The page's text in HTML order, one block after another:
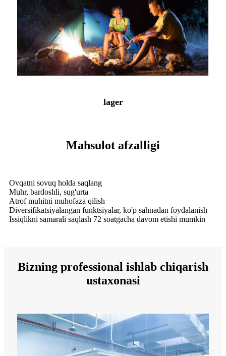
lager
Mahsulot afzalligi
Ovqatni sovuq holda saqlang
Muhr, bardoshli, sug'urta
Atrof muhitni muhofaza qilish
Diversifikatsiyalangan funktsiyalar, ko'p sahnadan foydalanish
Issiqlikni samarali saqlash 72 soatgacha davom etishi mumkin
Bizning professional ishlab chiqarish
ustaxonasi